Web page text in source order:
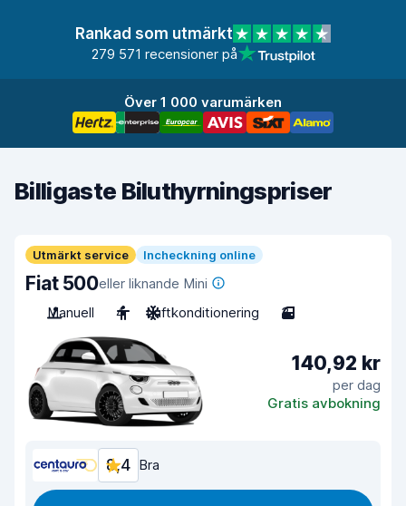
Rankad som utmärkt
279 571 recensioner på
Över 1 000 varumärken
Billigaste Biluthyrningspriser
Utmärkt service Incheckning online
Fiat 500eller liknande Mini
Manuell
4 Luftkonditionering 3
140,92 kr
per dag
Gratis avbokning
8,4 Bra